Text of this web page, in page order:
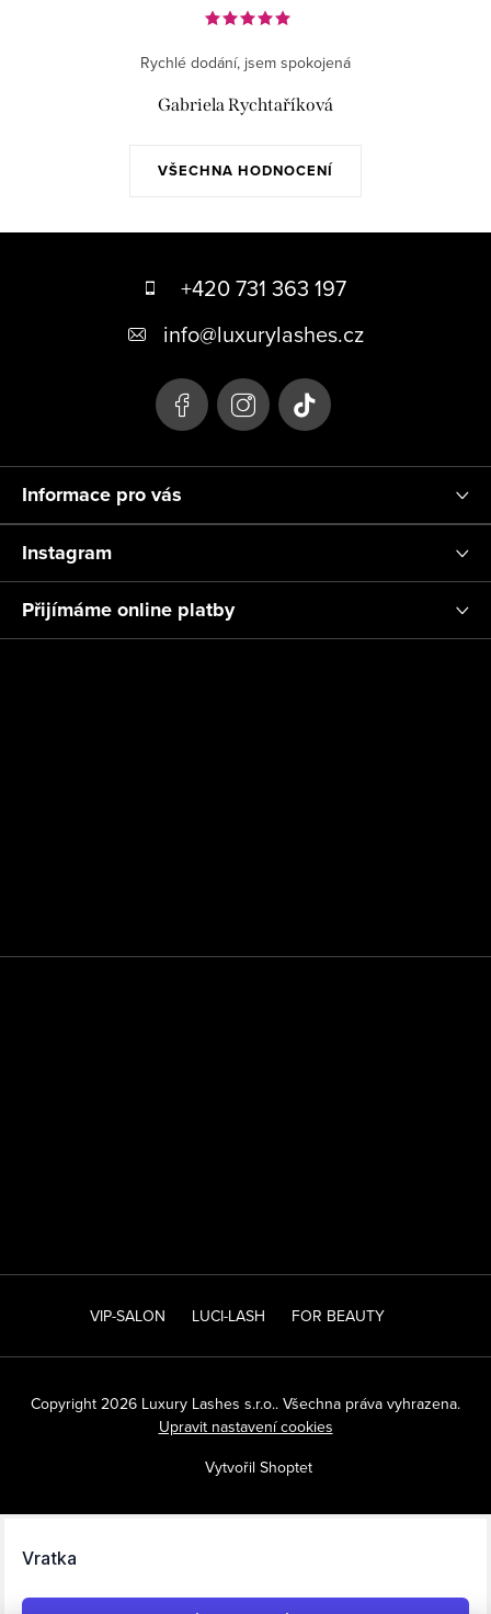
VŠECHNA HODNOCENÍ
Rychlé dodání, jsem spokojená
Gabriela Rychtaříková
+420 731 363 197
info@luxurylashes.cz
Informace pro vás
Instagram
Přijímáme online platby
VIP-SALON LUCI-LASH FOR BEAUTY
Vytvořil Shoptet
Copyright 2026 Luxury Lashes s.r.o.. Všechna práva vyhrazena.
Upravit nastavení cookies